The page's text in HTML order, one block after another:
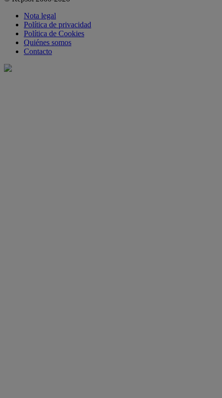
Nota legal
Política de privacidad
Política de Cookies
Quiénes somos
Contacto